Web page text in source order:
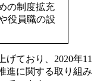
の制度拡充
役員職の設
げており、2020年11
進に関する取り組み